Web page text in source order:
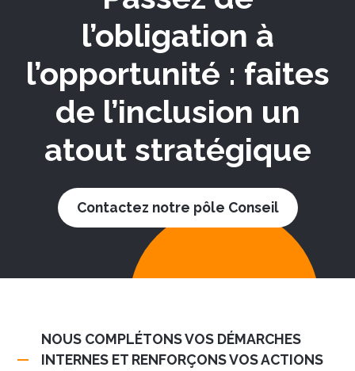
l’obligation à
l’opportunité : faites
de l’inclusion un
atout stratégique
Contactez notre pôle Conseil
NOUS COMPLÉTONS VOS DÉMARCHES
INTERNES ET RENFORÇONS VOS ACTIONS